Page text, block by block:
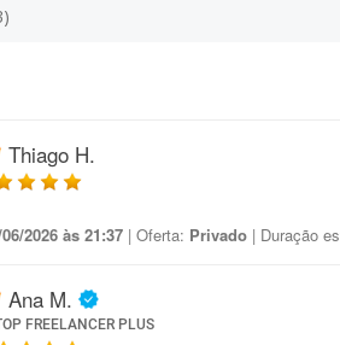
Thiago H.
2026 às 21:37 | Oferta: Privado | Duração
Ana M.
FREELANCER PLUS